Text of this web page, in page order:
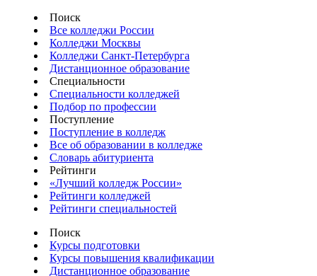
Поиск
Все колледжи России
Колледжи Москвы
Колледжи Санкт-Петербурга
Дистанционное образование
Специальности
Специальности колледжей
Подбор по профессии
Поступление
Поступление в колледж
Все об образовании в колледже
Словарь абитуриента
Рейтинги
«Лучший колледж России»
Рейтинги колледжей
Рейтинги специальностей
Поиск
Курсы подготовки
Курсы повышения квалификации
Дистанционное образование